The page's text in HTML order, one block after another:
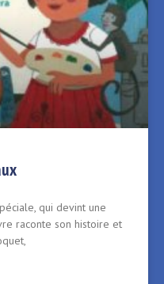
qui devint une
raconte son histoire et